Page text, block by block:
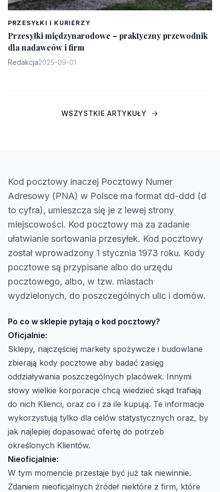
PRZESYŁKI I KURIERZY
Przesyłki międzynarodowe – praktyczny przewodnik
dla nadawców i firm
Redakcja2025-09-01
WSZYSTKIE ARTYKUŁY
Kod pocztowy inaczej Pocztowy Numer
Adresowy (PNA) w Polsce ma format dd-ddd (d
to cyfra), umieszcza się je z lewej strony
miejscowości. Kod pocztowy ma za zadanie
ułatwianie sortowania przesyłek. Kod pocztowy
został wprowadzony 1 stycznia 1973 roku. Kody
pocztowe są przypisane albo do urzędu
pocztowego, albo, w tzw. miastach
wydzielonych, do poszczególnych ulic i domów.
Po co w sklepie pytają o kod pocztowy?
Oficjalnie:
Sklepy, najczęściej markety spożywcze i budowlane
zbierają kody pocztowe aby badać zasięg
oddziaływania poszczególnych placówek. Innymi
słowy wielkie korporacje chcą wiedzieć skąd trafiają
do nich Klienci, oraz co i za ile kupują. Te informacje
wykorzystują tylko dla celów statystycznych oraz, by
jak najlepiej dopasować ofertę do potrzeb
określonych Klientów.
Nieoficjalnie:
W tym momencie przestaje być już tak niewinnie.
Zdaniem nieoficjalnych źródeł niektóre z firm, które